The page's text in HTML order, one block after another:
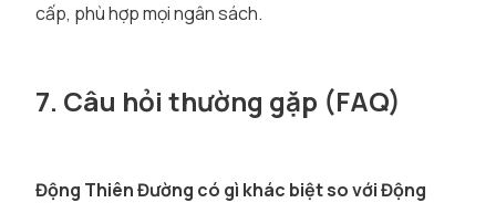
cấp, phù hợp mọi ngân sách.
7. Câu hỏi thường gặp (FAQ)
Động Thiên Đường có gì khác biệt so với Động